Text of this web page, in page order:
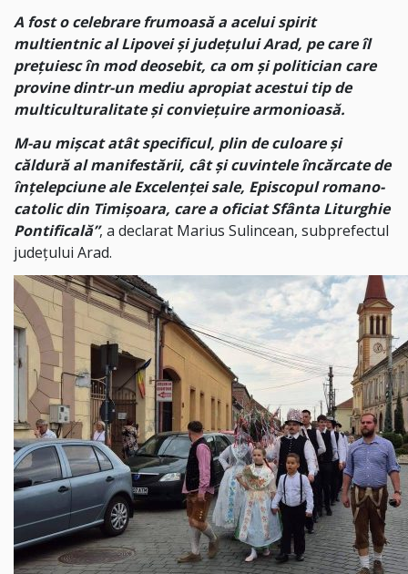
A fost o celebrare frumoasă a acelui spirit
multientnic al Lipovei și județului Arad, pe care îl
prețuiesc în mod deosebit, ca om și politician care
provine dintr-un mediu apropiat acestui tip de
multiculturalitate și conviețuire armonioasă.
M-au mișcat atât specificul, plin de culoare și
căldură al manifestării, cât și cuvintele încărcate de
înțelepciune ale Excelenței sale, Episcopul romano-
catolic din Timișoara, care a oficiat Sfânta Liturghie
Pontificală”, a declarat Marius Sulincean, subprefectul
județului Arad.